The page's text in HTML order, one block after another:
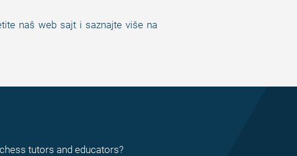
naš web sajt i saznajte više na
tutors and educators?